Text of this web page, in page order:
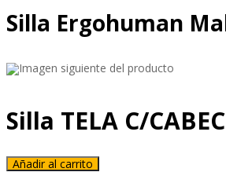
Silla Ergohuman
Silla TELA C/
Añadir al carrito